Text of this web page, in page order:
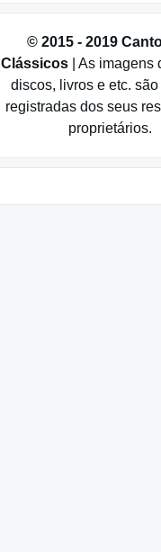
© 2015 - 2019
Clássicos | As imagens
discos, livros e etc.
registradas dos seus
proprietários.